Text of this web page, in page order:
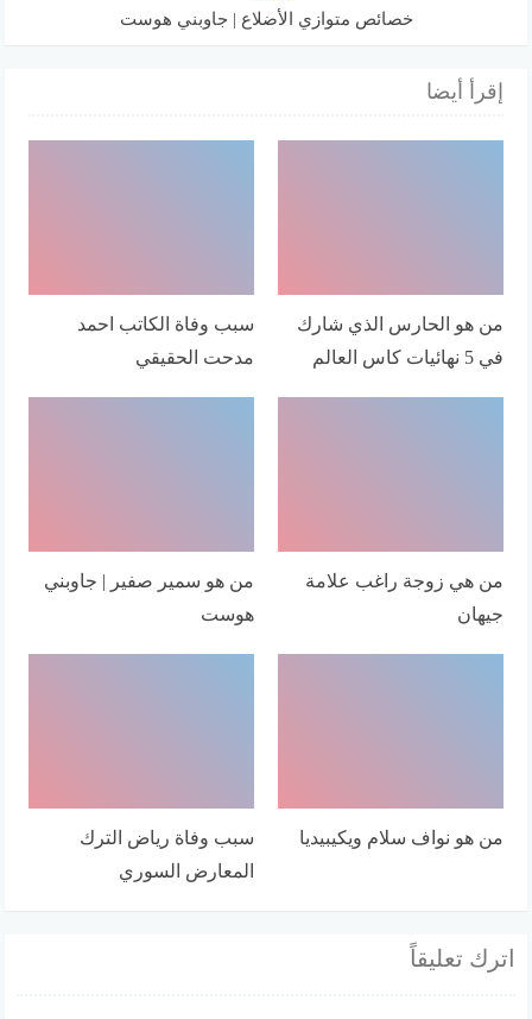
خصائص متوازي الأضلاع | جاوبني هوست
إقرأ أيضا
من هو الحارس الذي شارك
في 5 نهائيات كاس العالم
سبب وفاة الكاتب احمد
مدحت الحقيقي
من هي زوجة راغب علامة
جيهان
من هو سمير صفير | جاوبني
هوست
من هو نواف سلام ويكيبيديا
سبب وفاة رياض الترك
المعارض السوري
اترك تعليقاً